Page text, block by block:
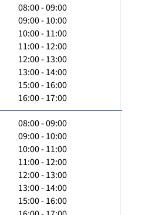
08:00 - 09:00
09:00 - 10:00
10:00 - 11:00
11:00 - 12:00
12:00 - 13:00
13:00 - 14:00
15:00 - 16:00
16:00 - 17:00
08:00 - 09:00
09:00 - 10:00
10:00 - 11:00
11:00 - 12:00
12:00 - 13:00
13:00 - 14:00
15:00 - 16:00